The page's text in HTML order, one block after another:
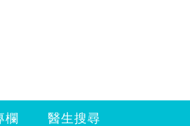
欄 醫生搜尋